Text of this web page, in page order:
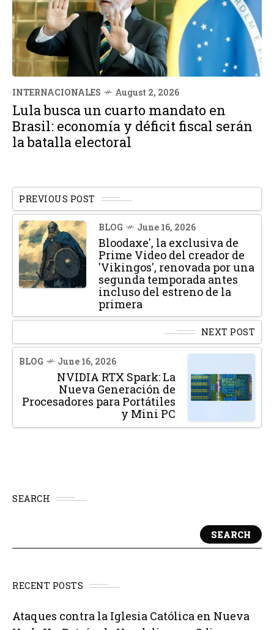
INTERNACIONALES August 2, 2026
Lula busca un cuarto mandato en
Brasil: economía y déficit fiscal serán
la batalla electoral
PREVIOUS POST
BLOG June 16, 2026
Bloodaxe', la exclusiva de
Prime Video del creador de
'Vikingos', renovada por una
segunda temporada antes
incluso del estreno de la
primera
NEXT POST
BLOG June 16, 2026
NVIDIA RTX Spark: La
Nueva Generación de
Procesadores para Portátiles
y Mini PC
SEARCH
SEARCH
RECENT POSTS
Ataques contra la Iglesia Católica en Nueva